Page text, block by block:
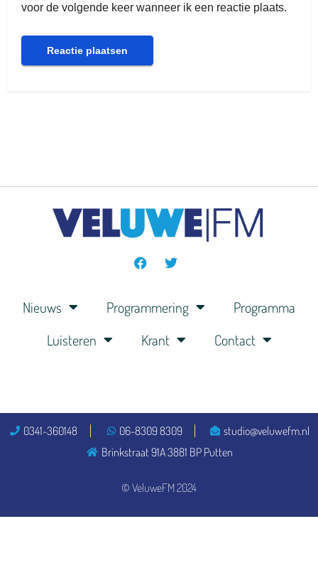
voor de volgende keer wanneer ik een reactie plaats.
Nieuws Programmering
Programma
Luisteren
Krant Contact
© VeluweFM 2024
0341-360148 06-8309 8309
studio@veluwefm.nl
Brinkstraat 91A 3881 BP Putten